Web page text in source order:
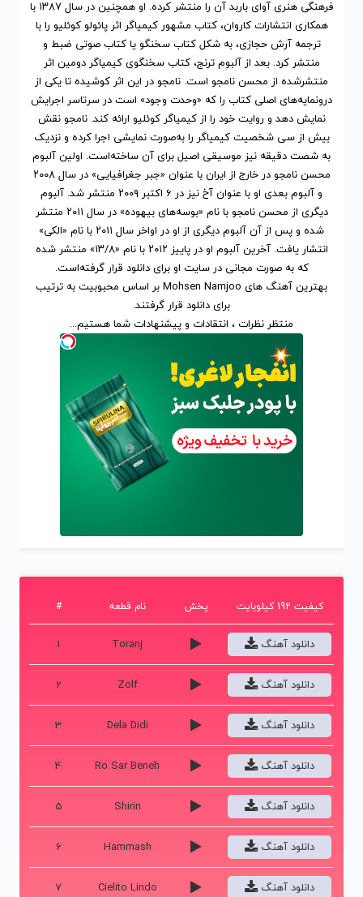
فرهنگی هنری آوای باربد آن را منتشر کرده. او همچنین در سال ۱۳۸۷ با
همکاری انتشارات کاروان، کتاب مشهور کیمیاگر اثر پائولو کوئلیو را با
ترجمه آرش حجازی، به شکل کتاب سخنگو یا کتاب صوتی ضبط و
منتشر کرد. بعد از آلبوم ترنج، کتاب سخنگوی کیمیاگر دومین اثر
منتشرشده از محسن نامجو است. نامجو در این اثر کوشیده تا یکی از
درونمایه‌های اصلی کتاب را که «وحدت وجود» است در سرتاسر اجرایش
نمایش دهد و روایت خود را از کیمیاگر کوئلیو ارائه کند. نامجو نقش
بیش از سی شخصیت کیمیاگر را به‌صورت نمایشی اجرا کرده و نزدیک
به شصت دقیقه نیز موسیقی اصیل برای آن ساخته‌است. اولین آلبوم
محسن نامجو در خارج از ایران با عنوان «جبر جغرافیایی» در سال ۲۰۰۸
و آلبوم بعدی او با عنوان آخ نیز در ۶ اکتبر ۲۰۰۹ منتشر شد. آلبوم
دیگری از محسن نامجو با نام «بوسه‌های بیهوده» در سال ۲۰۱۱ منتشر
شده و پس از آن آلبوم دیگری از او در اواخر سال ۲۰۱۱ با نام «الکی»
انتشار یافت. آخرین آلبوم او در پاییز ۲۰۱۲ با نام «۱۳/۸» منتشر شده
که به صورت مجانی در سایت او برای دانلود قرار گرفته‌است.
بهترین آهنگ های Mohsen Namjoo
بر اساس محبوبیتبه ترتیب
برایدانلود قرار گرفتند.
منتظر نظرات ، انتقادات و پیشنهادات شما هستیم...
# نام قطعه پخش کیفیت 192 کیلوبایت
1 Toranj دانلود آهنگ
2 Zolf دانلود آهنگ
3 Dela Didi دانلود آهنگ
4 Ro Sar Beneh دانلود آهنگ
5 Shirin دانلود آهنگ
6 Hammash دانلود آهنگ
7 Cielito Lindo دانلود آهنگ